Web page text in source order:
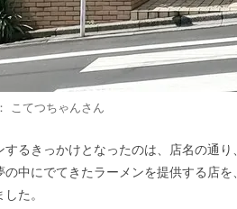
こてつちゃんさん
するきっかけとなったのは、店名の通
の中にでてきたラーメンを提供する店
た。